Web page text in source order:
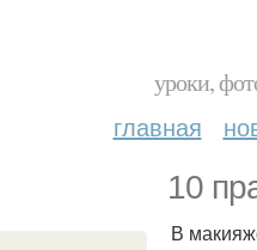
уроки,
главная
10
В